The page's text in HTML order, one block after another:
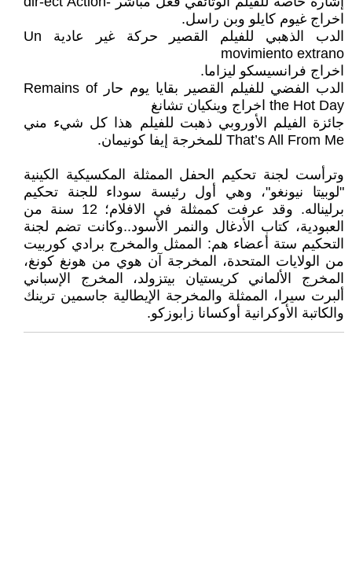
اخراج غيوم كايلو وبن راسل.
الدب الذهبي للفيلم القصير حركة غير عادية Un
movimiento extrano
اخراج فرانسيسكو ليزاما.
الدب الفضي للفيلم القصير بقايا يوم حار Remains of
the Hot Day اخراج وينكيان تشانغ
جائزة الفيلم الأوروبي ذهبت للفيلم هذا كل شيء مني
That’s All From Me للمخرجة إيفا كونيمان.
وترأست لجنة تحكيم الحفل الممثلة المكسيكية الكينية
"لوبيتا نيونغو"، وهي أول رئيسة سوداء للجنة تحكيم
برليناله. وقد عرفت كممثلة في الافلام؛ 12 سنة من
العبودية، كتاب الأدغال والنمر الأسود..وكانت تضم لجنة
التحكيم ستة أعضاء هم: الممثل والمخرج برادي كوربيت
من الولايات المتحدة، المخرجة آن هوي من هونغ كونغ،
المخرج الألماني كريستيان بيتزولد، المخرج الإسباني
ألبرت سيرا، الممثلة والمخرجة الإيطالية جاسمين ترينك
والكاتبة الأوكرانية أوكسانا زابوزكو.